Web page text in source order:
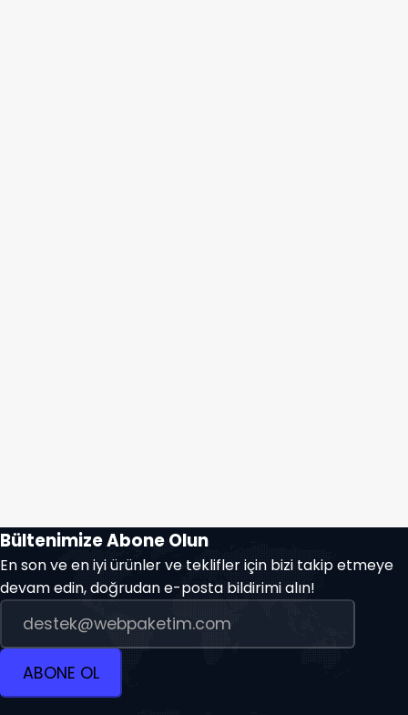
Bültenimize Abone Olun
En son ve en iyi ürünler ve teklifler için bizi takip etmeye
devam edin, doğrudan e-posta bildirimi alın!
ABONE OL